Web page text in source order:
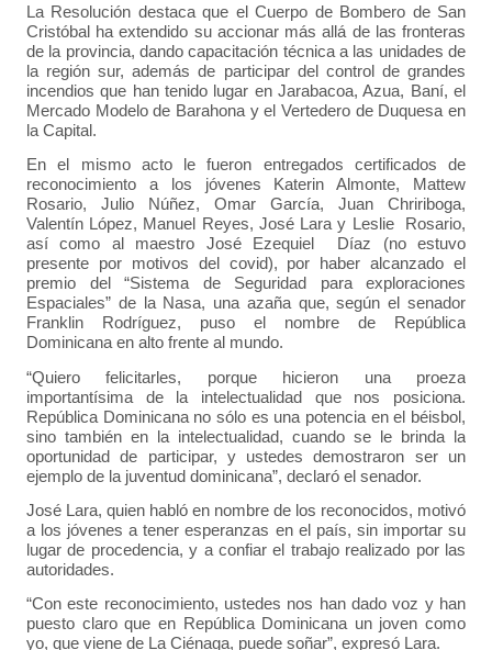
La Resolución destaca que el Cuerpo de Bombero de San
Cristóbal ha extendido su accionar más allá de las fronteras
de la provincia, dando capacitación técnica a las unidades de
la región sur, además de participar del control de grandes
incendios que han tenido lugar en Jarabacoa, Azua, Baní, el
Mercado Modelo de Barahona y el Vertedero de Duquesa en
la Capital.
En el mismo acto le fueron entregados certificados de
reconocimiento a los jóvenes Katerin Almonte, Mattew
Rosario, Julio Núñez, Omar García, Juan Chririboga,
Valentín López, Manuel Reyes, José Lara y Leslie Rosario,
así como al maestro José Ezequiel Díaz (no estuvo
presente por motivos del covid), por haber alcanzado el
premio del “Sistema de Seguridad para exploraciones
Espaciales” de la Nasa, una azaña que, según el senador
Franklin Rodríguez, puso el nombre de República
Dominicana en alto frente al mundo.
“Quiero felicitarles, porque hicieron una proeza
importantísima de la intelectualidad que nos posiciona.
República Dominicana no sólo es una potencia en el béisbol,
sino también en la intelectualidad, cuando se le brinda la
oportunidad de participar, y ustedes demostraron ser un
ejemplo de la juventud dominicana”, declaró el senador.
José Lara, quien habló en nombre de los reconocidos, motivó
a los jóvenes a tener esperanzas en el país, sin importar su
lugar de procedencia, y a confiar el trabajo realizado por las
autoridades.
“Con este reconocimiento, ustedes nos han dado voz y han
puesto claro que en República Dominicana un joven como
yo, que viene de La Ciénaga, puede soñar”, expresó Lara.